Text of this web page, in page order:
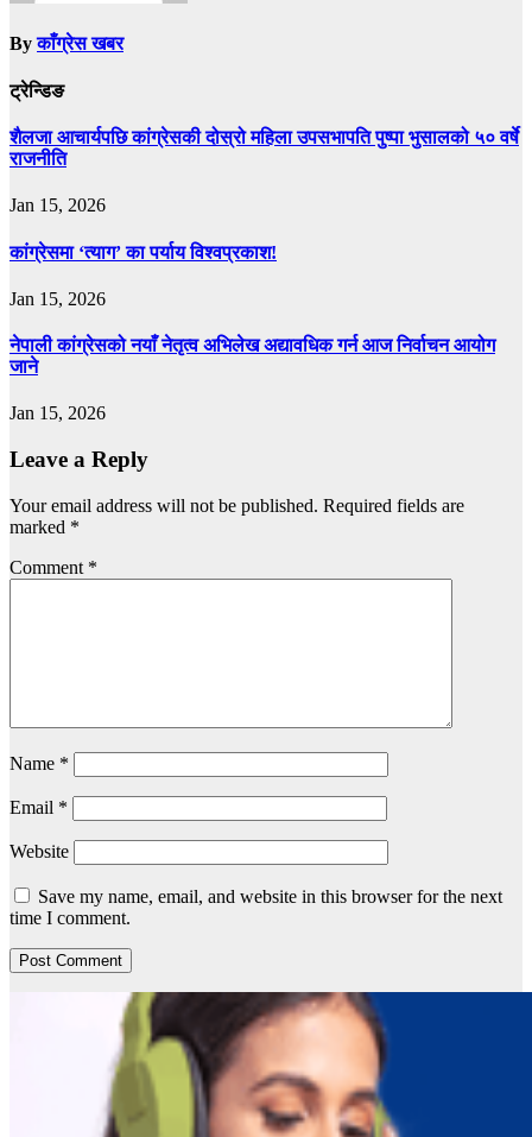
Byकाँग्रेस खबर
ट्रेन्डिङ
शैलजा आचार्यपछि कांग्रेसकी दोस्रो महिला उपसभापति पुष्पा भुसालको ५० वर्षे
राजनीति
Jan 15, 2026
कांग्रेसमा ‘त्याग’ का पर्याय विश्वप्रकाश!
Jan 15, 2026
नेपाली कांग्रेसको नयाँ नेतृत्व अभिलेख अद्यावधिक गर्न आज निर्वाचन आयोग
जाने
Jan 15, 2026
Leave a Reply
Your email address will not be published. Required fields are
marked *
Comment *
Name *
Email *
Website
Save my name, email, and website in this browser for the next
time I comment.